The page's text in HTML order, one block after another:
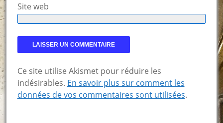
Site web
Ce site utilise Akismet pour réduire les
indésirables. En savoir plus sur comment les
données de vos commentaires sont utilisées.